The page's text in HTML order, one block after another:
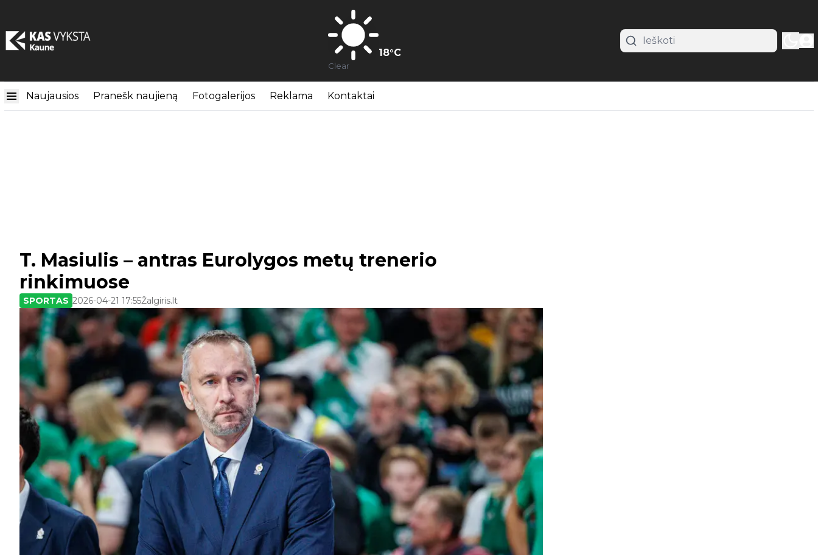
18°C
Clear
Naujausios Pranešk naujieną Fotogalerijos Reklama Kontaktai
T. Masiulis – antras Eurolygos metų trenerio
rinkimuose
SPORTAS 2026-04-21 17:55Žalgiris.lt